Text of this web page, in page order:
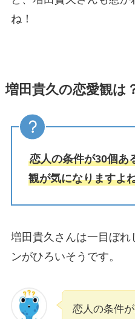
ね！
増田貴久の恋愛観は
恋人の条件が30個あ
観が気になりますよ
増田貴久さんは一目ぼ
ンがひろいそうです。
恋人の条件